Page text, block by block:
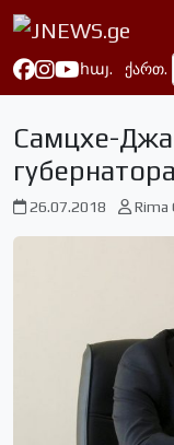
հայ. ქართ.
Самцхе-
губернатора
26.07.2018 Rima